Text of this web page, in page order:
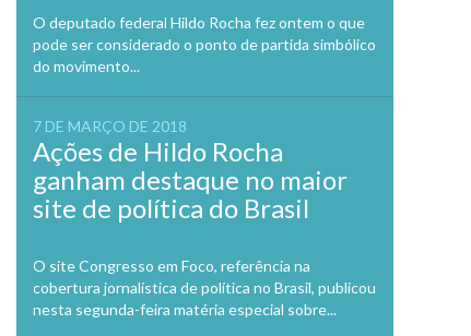
O deputado federal Hildo Rocha fez ontem o que
pode ser considerado o ponto de partida simbólico
do movimento...
7 DE MARÇO DE 2018
Ações de Hildo Rocha
ganham destaque no maior
site de política do Brasil
O site Congresso em Foco, referência na
cobertura jornalística de política no Brasil, publicou
nesta segunda-feira matéria especial sobre...